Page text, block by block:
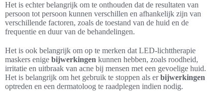
Het is echter belangrijk om te onthouden dat de resultaten van
persoon tot persoon kunnen verschillen en afhankelijk zijn van
verschillende factoren, zoals de toestand van de huid en de
frequentie en duur van de behandelingen.
Het is ook belangrijk om op te merken dat LED-lichttherapie
maskers enige bijwerkingen kunnen hebben, zoals roodheid,
irritatie en uitbraak van acne bij mensen met een gevoelige huid.
Het is belangrijk om het gebruik te stoppen als erbijwerkingen
optreden en een dermatoloog te raadplegen indien nodig.